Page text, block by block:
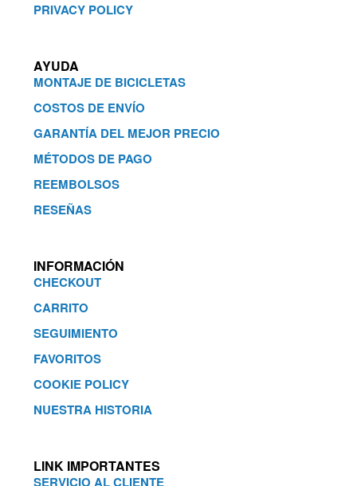
PRIVACY POLICY
AYUDA
MONTAJE DE BICICLETAS
COSTOS DE ENVÍO
GARANTÍA DEL MEJOR PRECIO
MÉTODOS DE PAGO
REEMBOLSOS
RESEÑAS
INFORMACIÓN
CHECKOUT
CARRITO
SEGUIMIENTO
FAVORITOS
COOKIE POLICY
NUESTRA HISTORIA
LINK IMPORTANTES
SERVICIO AL CLIENTE